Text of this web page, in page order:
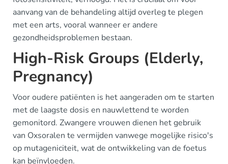
aanvang van de behandeling altijd overleg te plegen
met een arts, vooral wanneer er andere
gezondheidsproblemen bestaan.
High-Risk Groups (Elderly,
Pregnancy)
Voor oudere patiënten is het aangeraden om te starten
met de laagste dosis en nauwlettend te worden
gemonitord. Zwangere vrouwen dienen het gebruik
van Oxsoralen te vermijden vanwege mogelijke risico's
op mutageniciteit, wat de ontwikkeling van de foetus
kan beïnvloeden.